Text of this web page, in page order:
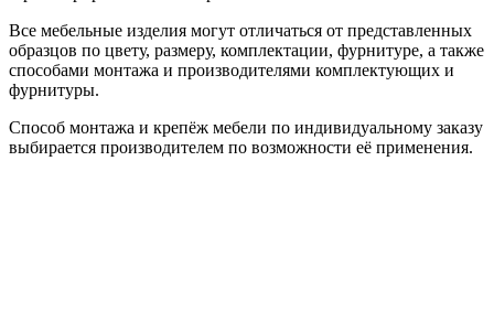
Все мебельные изделия могут отличаться от представленных
образцов по цвету, размеру, комплектации, фурнитуре, а также
способами монтажа и производителями комплектующих и
фурнитуры.
Способ монтажа и крепёж мебели по индивидуальному заказу
выбирается производителем по возможности её применения.